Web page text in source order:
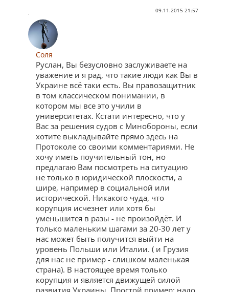
09.11.2015 21:57
Соля
Руслан, Вы безусловно заслуживаете на
уважение и я рад, что такие люди как Вы в
Украине всё таки есть. Вы правозащитник
в том классическом понимании, в
котором мы все это учили в
университетах. Кстати интересно, что у
Вас за решения судов с Минобороны, если
хотите выкладывайте прямо здесь на
Протоколе со своими комментариями. Не
хочу иметь поучительный тон, но
предлагаю Вам посмотреть на ситуацию
не только в юридической плоскости, а
шире, например в социальной или
исторической. Никакого чуда, что
корупция исчезнет или хотя бы
уменьшится в разы - не произойдёт. И
только маленьким шагами за 20-30 лет у
нас может быть получится выйти на
уровень Польши или Италии. ( и Грузия
для нас не пример - слишком маленькая
страна). В настоящее время только
корупция и является движущей силой
развития Украины. Простой пример: надо